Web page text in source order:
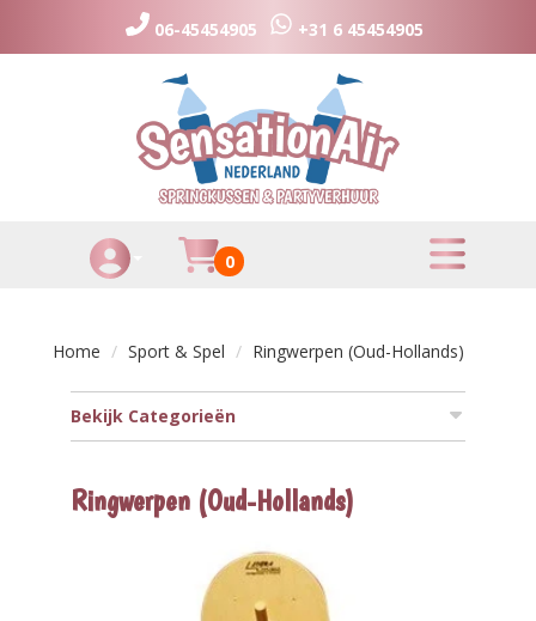
06-45454905 +31 6 45454905
Toggle Account dropdown
Huurmandje
0
toggle menu
Home Sport & Spel Ringwerpen (Oud-Hollands)
Bekijk Categorieën
Ringwerpen (Oud-Hollands)